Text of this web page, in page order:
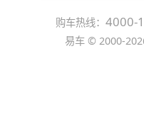
购车热线： 4000-
易车 © 2000-